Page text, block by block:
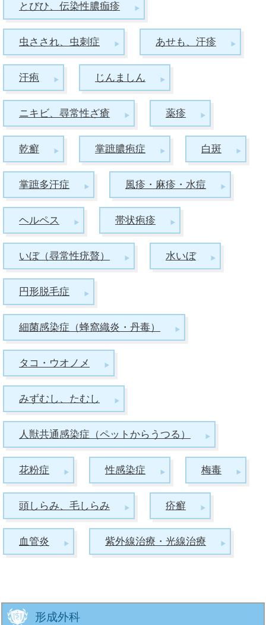
とびひ、伝染性膿痂疹
虫さされ、虫刺症 あせも、汗疹
汗疱 じんましん
ニキビ、尋常性ざ瘡 薬疹
乾癬 掌蹠膿疱症 白斑
掌蹠多汗症 風疹・麻疹・水痘
ヘルペス 帯状疱疹
いぼ（尋常性疣贅） 水いぼ
円形脱毛症
細菌感染症（蜂窩織炎・丹毒）
タコ・ウオノメ
みずむし、たむし
人獣共通感染症（ペットからうつる）
花粉症 性感染症 梅毒
頭しらみ、毛しらみ 疥癬
血管炎 紫外線治療・光線治療
形成外科